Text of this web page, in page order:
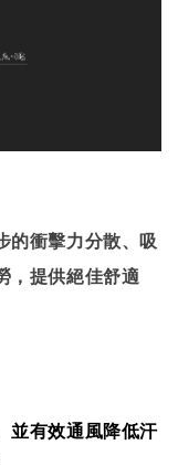
的衝擊力分散、吸
，提供絕佳舒適
並有效通風降低汗